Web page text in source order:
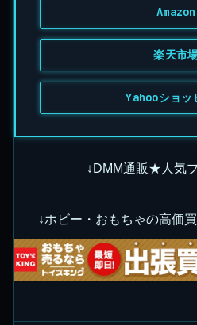
Amazon
楽天市
Yahooショッ
↓DMM通販★人気
↓ホビー・おもちゃの高価